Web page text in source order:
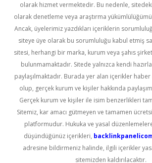
olarak hizmet vermektedir. Bu nedenle,
olarak denetleme veya araştırma
Ancak, üyelerimiz yazdıkları içeriklerin
siteye üye olarak bu sorumluluğu kabul etmiş
sitesi, herhangi bir marka, kurum veya şahıs
bulunmamaktadır. Sitede yalnızca kendi
paylaşılmaktadır. Burada yer alan içerikler
olup, gerçek kurum ve kişiler hakkında
Gerçek kurum ve kişiler ile isim benzerlikleri
Sitemiz, kar amacı gütmeyen ve tamamen
platformudur. Hukuka ve yasal
düşündüğünüz içerikleri,
adresine bildirmeniz halinde, ilgili içerikler
sitemizden kaldırılacaktır.